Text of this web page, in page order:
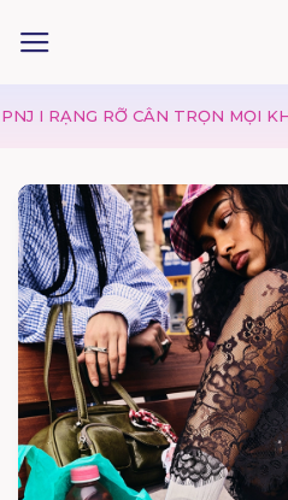
CÂN TRỌN MỌI KHOẢNH KHẮC